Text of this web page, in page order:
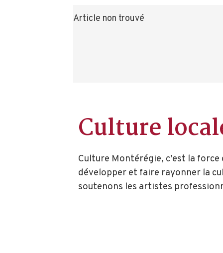
Article non trouvé
Culture
Culture Montérégie, c’est la force
développer et faire rayonner la
soutenons les artistes